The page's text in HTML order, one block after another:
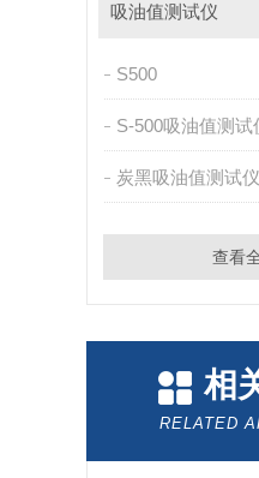
吸油值测试仪
S500
S-500吸油值测试
炭黑吸油值测试
查看
相
RELATED